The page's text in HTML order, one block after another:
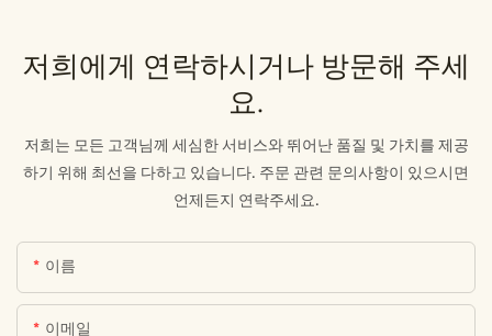
저희에게 연락하시거나 방문해 주세
요.
저희는 모든 고객님께 세심한 서비스와 뛰어난 품질 및 가치를 제공
하기 위해 최선을 다하고 있습니다. 주문 관련 문의사항이 있으시면
언제든지 연락주세요.
이름
이메일